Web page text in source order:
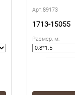
Арт.89173
1713-15055
Размер, м: